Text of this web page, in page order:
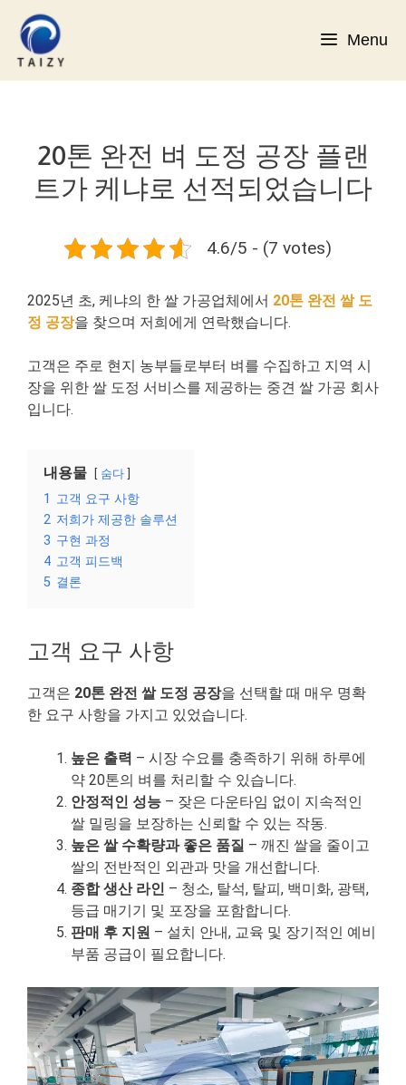
Menu
20톤 완전 벼 도정 공장 플랜
트가 케냐로 선적되었습니다
4.6/5 - (7 votes)
2025년 초, 케냐의 한 쌀 가공업체에서 20톤 완전 쌀 도
정 공장을 찾으며 저희에게 연락했습니다.
고객은 주로 현지 농부들로부터 벼를 수집하고 지역 시
장을 위한 쌀 도정 서비스를 제공하는 중견 쌀 가공 회사
입니다.
내용물 숨다
1 고객 요구 사항
2 저희가 제공한 솔루션
3 구현 과정
4 고객 피드백
5 결론
고객 요구 사항
고객은 20톤 완전 쌀 도정 공장을 선택할 때 매우 명확
한 요구 사항을 가지고 있었습니다.
높은 출력 – 시장 수요를 충족하기 위해 하루에
약 20톤의 벼를 처리할 수 있습니다.
안정적인 성능 – 잦은 다운타임 없이 지속적인
쌀 밀링을 보장하는 신뢰할 수 있는 작동.
높은 쌀 수확량과 좋은 품질 – 깨진 쌀을 줄이고
쌀의 전반적인 외관과 맛을 개선합니다.
종합 생산 라인 – 청소, 탈석, 탈피, 백미화, 광택,
등급 매기기 및 포장을 포함합니다.
판매 후 지원 – 설치 안내, 교육 및 장기적인 예비
부품 공급이 필요합니다.